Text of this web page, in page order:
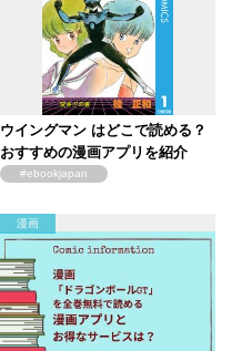
ウイングマン はどこで読める？
おすすめの漫画アプリを紹介
#ebookjapan
漫画